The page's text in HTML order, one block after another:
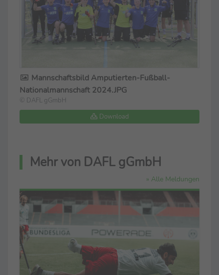
Mannschaftsbild Amputierten-Fußball-
Nationalmannschaft 2024.JPG
© DAFL gGmbH
Download
Mehr von DAFL gGmbH
» Alle Meldungen